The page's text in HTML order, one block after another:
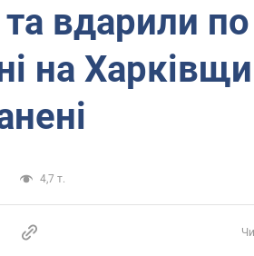
вдарили по
на
4,7 т.